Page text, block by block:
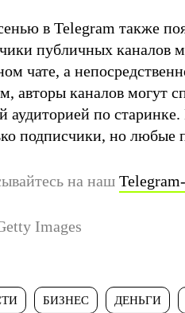
в Telegram также
публичных каналов
чате, а
авторы каналов могут
аудиторией по
подписчики, но любые
на наш
Images
БИЗНЕС ДЕНЬГИ